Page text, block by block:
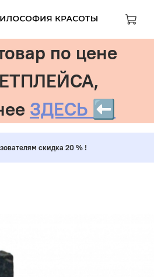
по цене
ЗДЕСЬ ⬅️
скидка 20 % !